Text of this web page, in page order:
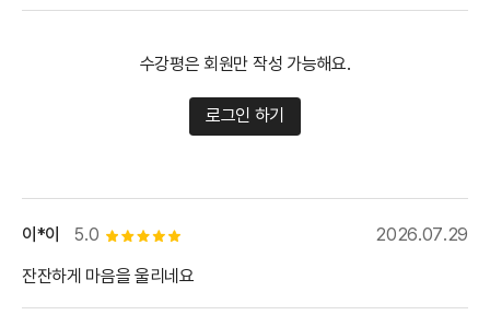
수강평은 회원만 작성 가능해요.
로그인 하기
5.0 별점 5개
이*이
2026.07.29
잔잔하게 마음을 울리네요